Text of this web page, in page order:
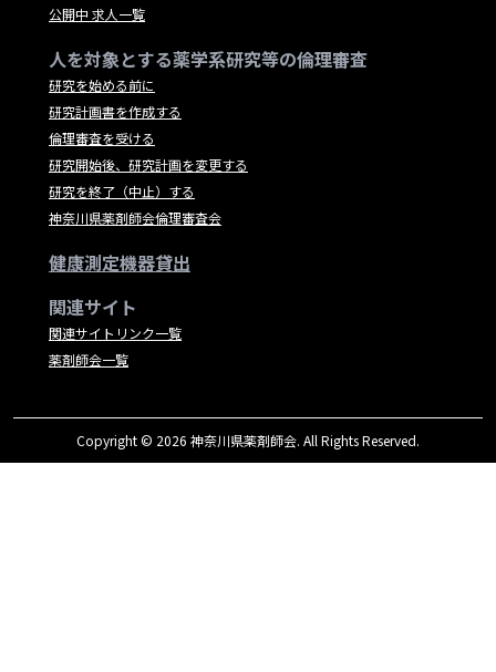
公開中 求人一覧
人を対象とする薬学系研究等の倫理審査
研究を始める前に
研究計画書を作成する
倫理審査を受ける
研究開始後、研究計画を変更する
研究を終了（中止）する
神奈川県薬剤師会倫理審査会
健康測定機器貸出
関連サイト
関連サイトリンク一覧
薬剤師会一覧
Copyright © 2026 神奈川県薬剤師会. All Rights Reserved.